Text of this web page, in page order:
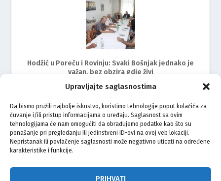
Upravljajte saglasnostima
Da bismo pružili najbolje iskustvo, koristimo tehnologije poput kolačića za
čuvanje i/ili pristup informacijama o uređaju. Saglasnost sa ovim
tehnologijama će nam omogućiti da obrađujemo podatke kao što su
ponašanje pri pregledanju ili jedinstveni ID-ovi na ovoj veb lokaciji.
Nepristanak ili povlačenje saglasnosti može negativno uticati na određene
karakteristike i funkcije.
PRIHVATI
Hodžić u Poreču i Rovinju: Svaki Bošnjak jednako je
važan, bez obzira gdje živi
Održan radni sastanak s predstavnicima Bošnjaka
Istre